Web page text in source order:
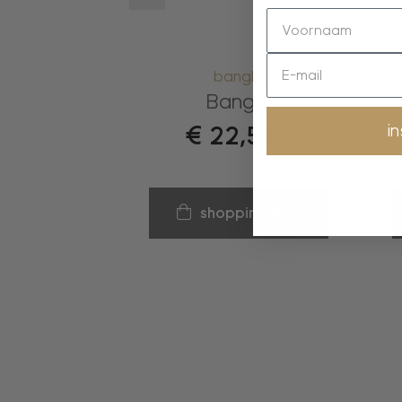
bangle
Bangle
€ 22,50
shopping bag